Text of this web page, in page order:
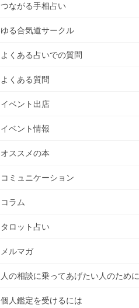
つながる手相占い
ゆる合気道サークル
よくある占いでの質問
よくある質問
イベント出店
イベント情報
オススメの本
コミュニケーション
コラム
タロット占い
メルマガ
人の相談に乗ってあげたい人のために
個人鑑定を受けるには